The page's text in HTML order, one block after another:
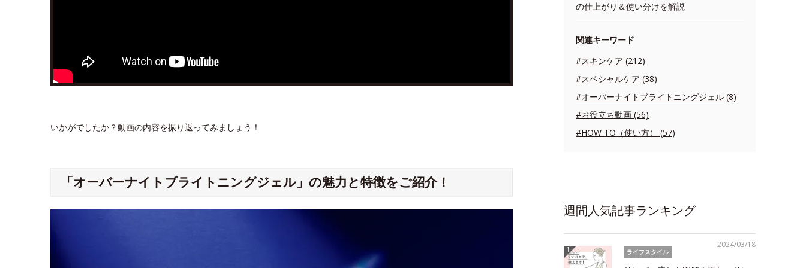
いかがでしたか？動画の内容を振り返ってみましょう！
「オーバーナイトブライトニングジェル」の魅力と特徴をご紹介！
の仕上がり＆使い分けを解説
関連キーワード
#スキンケア (212)
#スペシャルケア (38)
#オーバーナイトブライトニングジェル (8)
#お役立ち動画 (56)
#HOW TO（使い方） (57)
週間人気記事ランキング
2024/03/18
ライフスタイル